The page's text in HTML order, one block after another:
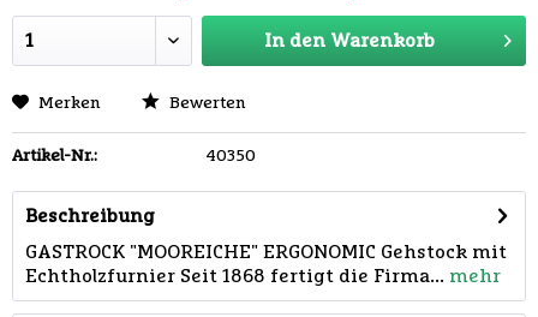
In den Warenkorb
Merken Bewerten
Artikel-Nr.: 40350
Beschreibung
GASTROCK "MOOREICHE" ERGONOMIC Gehstock mit
Echtholzfurnier Seit 1868 fertigt die Firma... mehr